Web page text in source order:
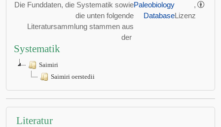
Die Funddaten, die Systematik sowie
die unten folgende
Literatursammlung stammen aus
der
Paleobiology
Database
,
Lizenz
Systematik
Saimiri
Saimiri oerstedii
Literatur